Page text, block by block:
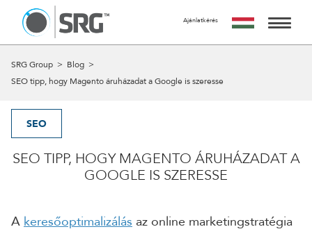
KÉRJ TŐLÜNK AJÁNLATOT
MIRE SZÁMÍTHATSZ A FORM KITÖLTÉSE UTÁN?
MEGBESZÉLJÜK AZ AJÁNLATKÉRÉS TÁRGYÁT.
A MEETING UTÁN TUDJUK ELKÉSZÍTENI AJÁNLATUNKAT
NÉV
A CSAPAT
Ajánlatkérés
SRG Group > Blog >
SEO tipp, hogy Magento áruházadat a Google is szeresse
SEO
SEO TIPP, HOGY MAGENTO ÁRUHÁZADAT A
GOOGLE IS SZERESSE
A keresőoptimalizálás az online marketingstratégia